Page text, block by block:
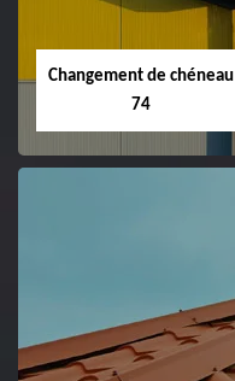
Changement de chéneau
74